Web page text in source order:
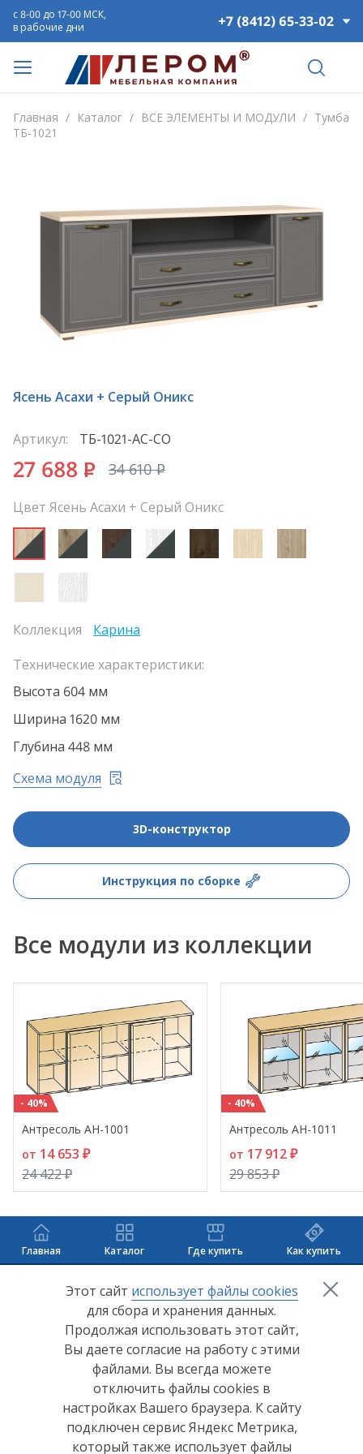
+7 (8412) 65-33-02
с 8-00 до 17-00 МСК,
в рабочие дни
Главная / Каталог / ВСЕ ЭЛЕМЕНТЫ И МОДУЛИ / Тумба
ТБ-1021
Ясень Асахи + Серый Оникс
Артикул: ТБ-1021-АС-СО
27 688 P 34 610P
Цвет Ясень Асахи + Серый Оникс
Коллекция
Карина
Технические характеристики:
Высота 604 мм
Ширина 1620 мм
Глубина 448 мм
Схема модуля
3D-конструктор
Инструкция по сборке
Все модули из коллекции
- 40%
Антресоль АН-1001
от 14 653 ₽
24 422 ₽
- 40%
Антресоль АН-1011
от 17 912 ₽
29 853 ₽
Главная Каталог Где купить Как купить
+7 (8412) 65-33-00
info@lerom.ru
Согласие на обработку персональных данных
Политика конфиденциальности
Согласие на обработку персональных данных Яндекс
Этот сайт использует файлы cookies
для сбора и хранения данных.
Продолжая использовать этот сайт,
Вы даете согласие на работу с этими
файлами. Вы всегда можете
отключить файлы cookies в
настройках Вашего браузера. К сайту
подключен сервис Яндекс Метрика,
который также использует файлы